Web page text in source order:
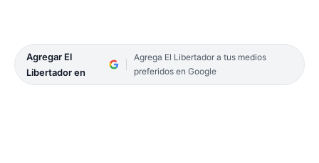
Agregar El
Libertador en
Agrega El Libertador a tus medios
preferidos en Google